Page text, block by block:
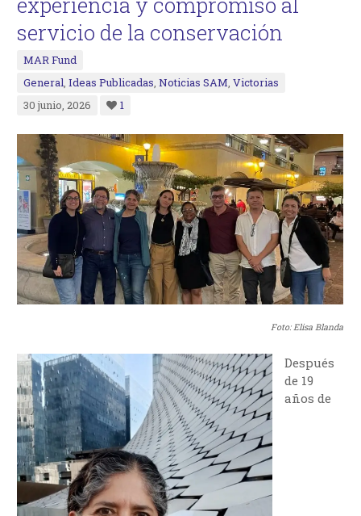
servicio de la conservación
MAR Fund
General ,Ideas Publicadas ,Noticias SAM ,Victorias
30 junio, 2026
1
Foto: Elisa Blanda
Después
de 19
años de